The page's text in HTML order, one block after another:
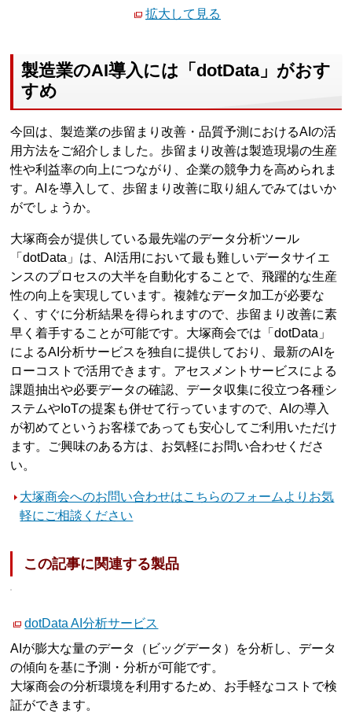
拡大して見る
製造業のAI導入には「dotData」がおす
すめ
今回は、製造業の歩留まり改善・品質予測におけるAIの活
用方法をご紹介しました。歩留まり改善は製造現場の生産
性や利益率の向上につながり、企業の競争力を高められま
す。AIを導入して、歩留まり改善に取り組んでみてはいか
がでしょうか。
大塚商会が提供している最先端のデータ分析ツール
「dotData」は、AI活用において最も難しいデータサイエ
ンスのプロセスの大半を自動化することで、飛躍的な生産
性の向上を実現しています。複雑なデータ加工が必要な
く、すぐに分析結果を得られますので、歩留まり改善に素
早く着手することが可能です。大塚商会では「dotData」
によるAI分析サービスを独自に提供しており、最新のAIを
ローコストで活用できます。アセスメントサービスによる
課題抽出や必要データの確認、データ収集に役立つ各種シ
ステムやIoTの提案も併せて行っていますので、AIの導入
が初めてというお客様であっても安心してご利用いただけ
ます。ご興味のある方は、お気軽にお問い合わせくださ
い。
大塚商会へのお問い合わせはこちらのフォームよりお気
軽にご相談ください
この記事に関連する製品
dotData AI分析サービス
AIが膨大な量のデータ（ビッグデータ）を分析し、データ
の傾向を基に予測・分析が可能です。
大塚商会の分析環境を利用するため、お手軽なコストで検
証ができます。